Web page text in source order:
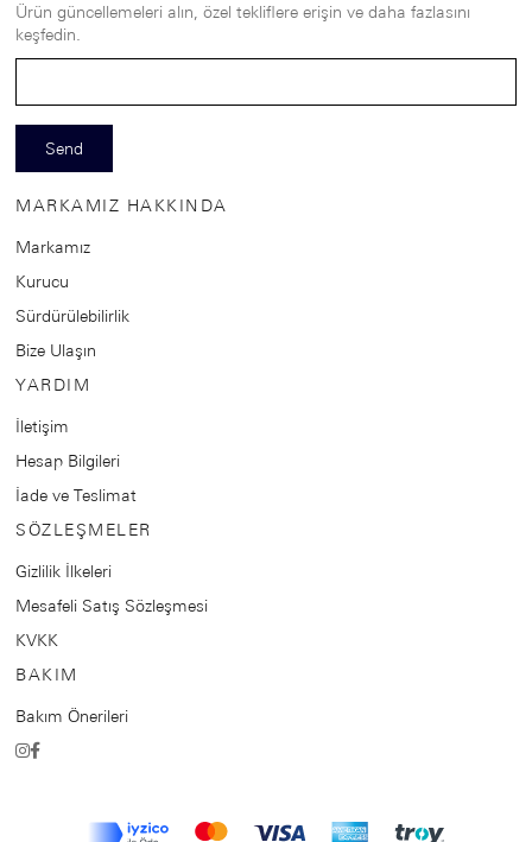
Ürün güncellemeleri alın, özel tekliflere erişin ve daha fazlasını
keşfedin.
Send
MARKAMIZ HAKKINDA
Markamız
Kurucu
Sürdürülebilirlik
Bize Ulaşın
YARDIM
İletişim
Hesap Bilgileri
İade ve Teslimat
SÖZLEŞMELER
Gizlilik İlkeleri
Mesafeli Satış Sözleşmesi
KVKK
BAKIM
Bakım Önerileri